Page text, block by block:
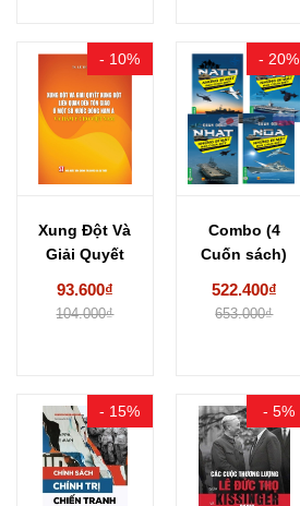
- 10%
Xung Đột Và
Giải Quyết
93.600₫
104.000₫
- 20%
Combo (4
Cuốn sách)
522.400₫
653.000₫
- 15% - 5%